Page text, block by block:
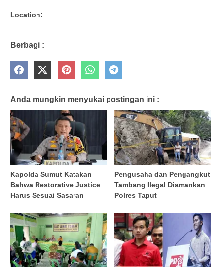
Location:
Berbagi :
Anda mungkin menyukai postingan ini :
Kapolda Sumut Katakan
Bahwa Restorative Justice
Harus Sesuai Sasaran
Pengusaha dan Pengangkut
Tambang Ilegal Diamankan
Polres Taput